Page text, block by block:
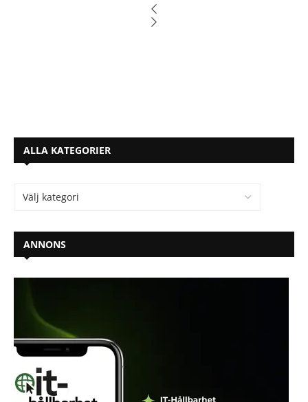
ALLA KATEGORIER
ANNONS